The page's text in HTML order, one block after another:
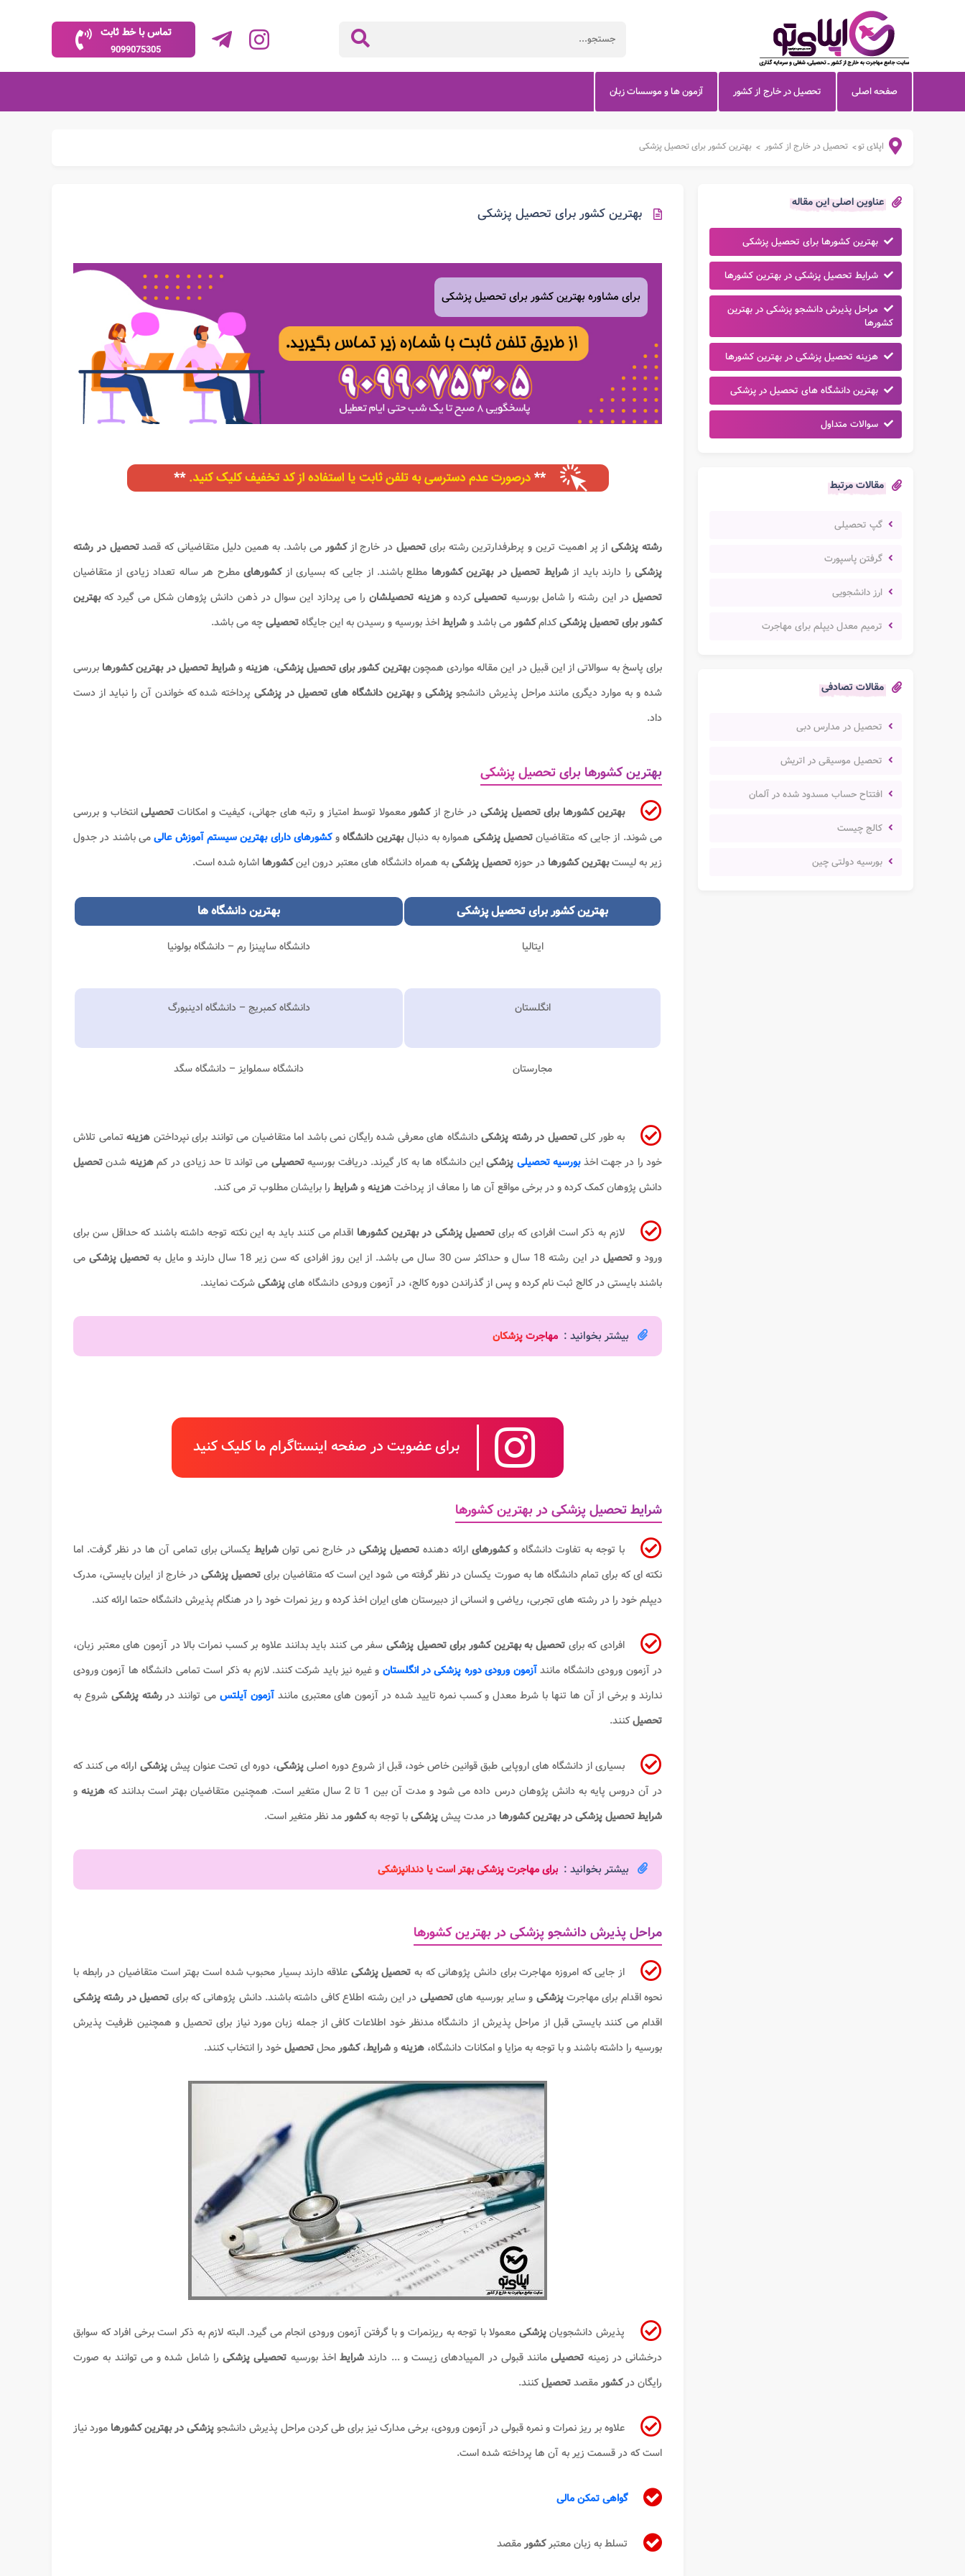
تماس با خط ثابت
9099075305
صفحه اصلی تحصیل در خارج از کشور آزمون ها و موسسات زبان
اپلای تو> تحصیل در خارج از کشور > بهترین کشور برای تحصیل پزشکی
عناوین اصلی این مقاله
بهترین کشورها برای تحصیل پزشکی
شرایط تحصیل پزشکی در بهترین کشورها
مراحل پذیرش دانشجو پزشکی در بهترین
کشورها
هزینه تحصیل پزشکی در بهترین کشورها
بهترین دانشگاه های تحصیل در پزشکی
سوالات متداول
مقالات مرتبط
گپ تحصیلی
گرفتن پاسپورت
ارز دانشجویی
ترمیم معدل دیپلم برای مهاجرت
مقالات تصادفی
تحصیل در مدارس دبی
تحصیل موسیقی در اتریش
افتتاح حساب مسدود شده در آلمان
کالج چیست
بورسیه دولتی چین
بهترین کشور برای تحصیل پزشکی
برای مشاوره بهترین کشور برای تحصیل پزشکی
رشته پزشکی از پر اهمیت ترین و پرطرفدارترین رشته برای تحصیل در خارج ازکشورمی باشد. به همین دلیل متقاضیانی که قصدتحصیل در رشته
پزشکی را دارند باید ازشرایط تحصیل در بهترین کشورها مطلع باشند. از جایی که بسیاری ازکشورهایمطرح هر ساله تعداد زیادی از متقاضیان
تحصیلدر این رشته را شامل بورسیه تحصیلیکرده وهزینه تحصیلشان را می پردازد این سوال در ذهن دانش پژوهان شکل می گیرد کهبهترین
کشور برای تحصیل پزشکیکدامکشورمی باشد وشرایطاخذ بورسیه و رسیدن به این جایگاهتحصیلیچه می باشد.
برای پاسخ به سوالاتی از این قبیل در این مقاله مواردی همچونبهترین کشور برای تحصیل پزشکی، هزینهوشرایط تحصیل در بهترین کشورها بررسی
شده و به موارد دیگری مانند مراحل پذیرش دانشجوپزشکیوبهترین دانشگاه های تحصیل در پزشکی پرداخته شده که خواندن آن را نباید از دست
داد.
بهترین کشورها برای تحصیل پزشکی
بهترین کشورها برای تحصیل پزشکی در خارج ازکشورمعمولا توسط امتیاز و رتبه های جهانی، کیفیت و امکانات تحصیلیانتخاب و بررسی
می شوند. از جایی که متقاضیانتحصیل پزشکی همواره به دنبالبهترین دانشگاهوکشورهای دارای بهترین سیستم آموزش عالیمی باشند در جدول
زیر به لیستبهترین کشورها در حوزهتحصیل پزشکیبه همراه دانشگاه های معتبر درون اینکشورها اشاره شده است.
بهترین کشور برای تحصیل پزشکی بهتریندانشگاه ها
ایتالیا دانشگاه ساپینزا رم – دانشگاه بولونیا
انگلستان دانشگاه کمبریج – دانشگاه ادینبورگ
مجارستان دانشگاه سملوایز – دانشگاه سگد
به طور کلیتحصیل در رشته پزشکیدانشگاه های معرفی شده رایگان نمی باشد اما متقاضیان می توانند برای نپرداختن هزینه تمامی تلاش
خود را در جهت اخذبورسیه تحصیلی پزشکیاین دانشگاه ها به کار گیرند. دریافت بورسیهتحصیلی می تواند تا حد زیادی در کمهزینه شدنتحصیل
دانش پژوهان کمک کرده و در برخی مواقع آن ها را معاف از پرداختهزینهوشرایط را برایشان مطلوب تر می کند.
لازم به ذکر است افرادی که برای تحصیل پزشکی در بهترین کشورها اقدام می کنند باید به این نکته توجه داشته باشند که حداقل سن برای
ورود وتحصیلدر این رشته 18 سال و حداکثر سن 30 سال می باشد. از این روز افرادی که سن زیر 18 سال دارند و مایل به تحصیل پزشکی می
باشند بایستی در کالج ثبت نام کرده و پس از گذراندن دوره کالج، در آزمون ورودی دانشگاه هایپزشکیشرکت نمایند.
بیشتر بخوانید : مهاجرت پزشکان
برای عضویت در صفحه اینستاگرام ما کلیک کنید
شرایط تحصیل پزشکی در بهترین کشورها
با توجه به تفاوت دانشگاه وکشورهای ارائه دهنده تحصیل پزشکی در خارج نمی توان شرایط یکسانی برای تمامی آن ها در نظر گرفت. اما
نکته ای که برای تمام دانشگاه ها به صورت یکسان در نظر گرفته می شود این است که متقاضیان برایتحصیل پزشکیدر خارج از ایران بایستی، مدرک
دیپلم خود را در رشته های تجربی، ریاضی و انسانی از دبیرستان های ایران اخذ کرده و ریز نمرات خود را در هنگام پذیرش دانشگاه حتما ارائه کند.
افرادی که برای تحصیل به بهترین کشور برای تحصیل پزشکی سفر می کنند باید بدانند علاوه بر کسب نمرات بالا در آزمون های معتبر زبان،
در آزمون ورودی دانشگاه مانندآزمون ورودی دوره پزشکی در انگلستان و غیره نیز باید شرکت کنند. لازم به ذکر است تمامی دانشگاه ها آزمون ورودی
ندارند و برخی از آن ها تنها با شرط معدل و کسب نمره تایید شده در آزمون های معتبری مانندآزمون آیلتسمی توانند دررشته پزشکیشروع به
تحصیلکنند.
بسیاری از دانشگاه های اروپایی طبق قوانین خاص خود، قبل از شروع دوره اصلیپزشکی، دوره ای تحت عنوان پیشپزشکی ارائه می کنند که
در آن دروس پایه به دانش پژوهان درس داده می شود و مدت آن بین 1 تا 2 سال متغیر است. همچنین متقاضیان بهتر است بدانند که
هزینه و
شرایط تحصیل پزشکی در بهترین کشورها در مدت پیشپزشکیبا توجه بهکشورمد نظر متغیر است.
بیشتر بخوانید : برای مهاجرت پزشکی بهتر است یا دندانپزشکی
مراحل پذیرش دانشجو پزشکی در بهترین کشورها
از جایی که امروزه مهاجرت برای دانش پژوهانی که به تحصیل پزشکی علاقه دارند بسیار محبوب شده است بهتر است متقاضیان در رابطه با
نحوه اقدام برای مهاجرتپزشکی و سایر بورسیه هایتحصیلی در این رشته اطلاع کافی داشته باشند. دانش پژوهانی که برای تحصیل در رشته پزشکی
اقدام می کنند بایستی قبل از مراحل پذیرش از دانشگاه مدنظر خود اطلاعات کافی از جمله زبان مورد نیاز برای تحصیل و همچنین ظرفیت پذیرش
بورسیه را داشته باشند و با توجه به مزایا و امکانات دانشگاه، هزینهوشرایط،کشورمحلتحصیلخود را انتخاب کنند.
پذیرش دانشجویانپزشکی معمولا با توجه به ریزنمرات و با گرفتن آزمون ورودی انجام می گیرد. البته لازم به ذکر است برخی افراد که سوابق
درخشانی در زمینه تحصیلی مانند قبولی در المپیادهای زیست و ... دارند شرایطاخذ بورسیه تحصیلی پزشکی را شامل شده و می توانند به صورت
رایگان درکشورمقصدتحصیلکنند.
علاوه بر ریز نمرات و نمره قبولی در آزمون ورودی، برخی مدارک نیز برای طی کردن مراحل پذیرش دانشجوپزشکی در بهترین کشورها مورد نیاز
است که در قسمت زیر به آن ها پرداخته شده است.
گواهی تمکن مالی
تسلط به زبان معتبرکشورمقصد